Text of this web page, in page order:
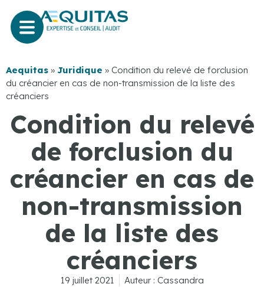
Aequitas » Juridique » Condition du relevé de forclusion
du créancier en cas de non-transmission de la liste des
créanciers
Condition du relevé
de forclusion du
créancier en cas de
non-transmission
de la liste des
créanciers
19 juillet 2021 Auteur : Cassandra